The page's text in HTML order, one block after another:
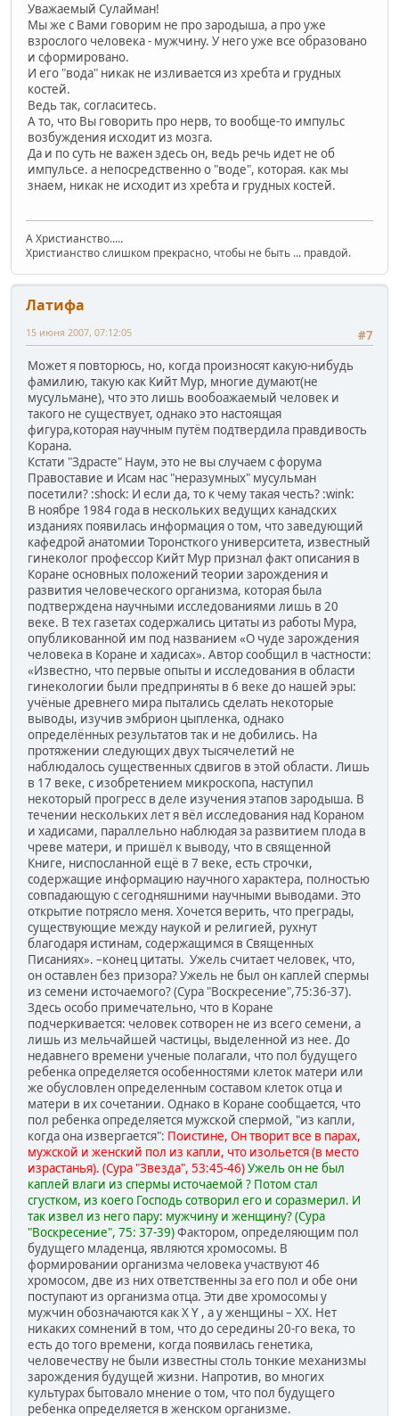
Уважаемый Сулайман!
Мы же с Вами говорим не про зародыша, а про уже
взрослого человека - мужчину. У него уже все образовано
и сформировано.
И его "вода" никак не изливается из хребта и грудных
костей.
Ведь так, согласитесь.
А то, что Вы говорить про нерв, то вообще-то импульс
возбуждения исходит из мозга.
Да и по суть не важен здесь он, ведь речь идет не об
импульсе. а непосредственно о "воде", которая. как мы
знаем, никак не исходит из хребта и грудных костей.
А Христианство.....
Христианство слишком прекрасно, чтобы не быть ... правдой.
Латифа
#7
15 июня 2007, 07:12:05
Может я повторюсь, но, когда произносят какую-нибудь
фамилию, такую как Кийт Мур, многие думают(не
мусульмане), что это лишь вообоажаемый человек и
такого не существует, однако это настоящая
фигура,которая научным путём подтвердила правдивость
Корана.
Кстати "Здрасте" Наум, это не вы случаем с форума
Правоставие и Исам нас "неразумных" мусульман
посетили? :shock: И если да, то к чему такая честь? :wink:
В ноябре 1984 года в нескольких ведущих канадских
изданиях появилась информация о том, что заведующий
кафедрой анатомии Торонсткого университета, известный
гинеколог профессор Кийт Мур признал факт описания в
Коране основных положений теории зарождения и
развития человеческого организма, которая была
подтверждена научными исследованиями лишь в 20
веке. В тех газетах содержались цитаты из работы Мура,
опубликованной им под названием «О чуде зарождения
человека в Коране и хадисах». Автор сообщил в частности:
«Известно, что первые опыты и исследования в области
гинекологии были предприняты в 6 веке до нашей эры:
учёные древнего мира пытались сделать некоторые
выводы, изучив эмбрион цыпленка, однако
определённых результатов так и не добились. На
протяжении следующих двух тысячелетий не
наблюдалось существенных сдвигов в этой области. Лишь
в 17 веке, с изобретением микроскопа, наступил
некоторый прогресс в деле изучения этапов зародыша. В
течении нескольких лет я вёл исследования над Кораном
и хадисами, параллельно наблюдая за развитием плода в
чреве матери, и пришёл к выводу, что в священной
Книге, ниспосланной ещё в 7 веке, есть строчки,
содержащие информацию научного характера, полностью
совпадающую с сегодняшними научными выводами. Это
открытие потрясло меня. Хочется верить, что преграды,
существующие между наукой и религией, рухнут
благодаря истинам, содержащимся в Священных
Писаниях». –конец цитаты. Ужель считает человек, что,
он оставлен без призора? Ужель не был он каплей спермы
из семени источаемого? (Сура "Воскресение",75:36-37).
Здесь особо примечательно, что в Коране
подчеркивается: человек сотворен не из всего семени, а
лишь из мельчайшей частицы, выделенной из нее. До
недавнего времени ученые полагали, что пол будущего
ребенка определяется особенностями клеток матери или
же обусловлен определенным составом клеток отца и
матери в их сочетании. Однако в Коране сообщается, что
пол ребенка определяется мужской спермой, "из капли,
когда она извергается": Поистине, Он творит все в парах,
мужской и женский пол из капли, что изольется (в место
израстанья). (Сура "Звезда", 53:45-46)Ужель он не был
каплей влаги из спермы источаемой ? Потом стал
сгустком, из коего Господь сотворил его и соразмерил. И
так извел из него пару: мужчину и женщину? (Сура
"Воскресение", 75: 37-39)Фактором, определяющим пол
будущего младенца, являются хромосомы. В
формировании организма человека участвуют 46
хромосом, две из них ответственны за его пол и обе они
поступают из организма отца. Эти две хромосомы у
мужчин обозначаются как Х Y , а у женщины – ХХ. Нет
никаких сомнений в том, что до середины 20-го века, то
есть до того времени, когда появилась генетика,
человечеству не были известны столь тонкие механизмы
зарождения будущей жизни. Напротив, во многих
культурах бытовало мнение о том, что пол будущего
ребенка определяется в женском организме.